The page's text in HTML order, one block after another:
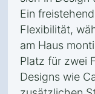
Ein
Flexibilität,
am Haus
Platz für zwei
Designs wie